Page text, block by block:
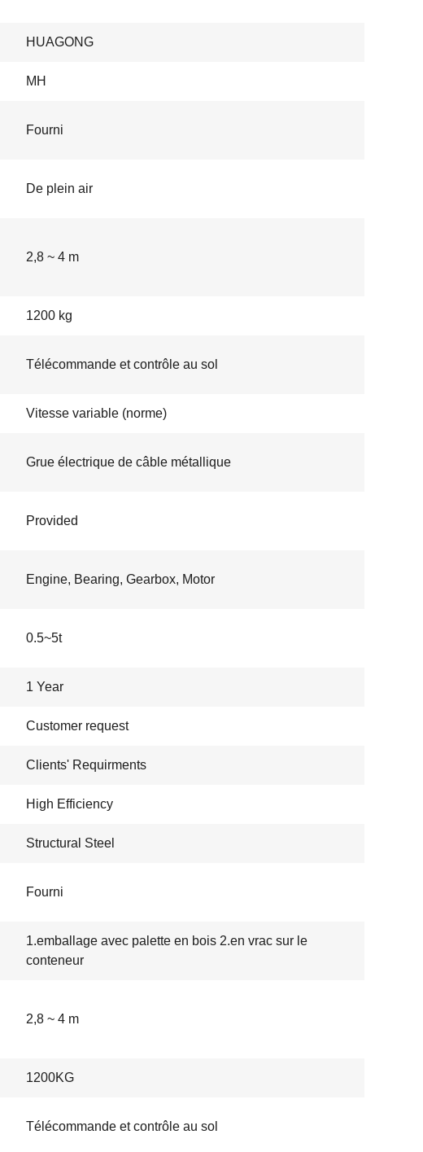
HUAGONG
MH
Fourni
De plein air
2,8 ~ 4 m
1200 kg
Télécommande et contrôle au sol
Vitesse variable (norme)
Grue électrique de câble métallique
Provided
Engine, Bearing, Gearbox, Motor
0.5~5t
1 Year
Customer request
Clients' Requirments
High Efficiency
Structural Steel
Fourni
1.emballage avec palette en bois 2.en vrac sur le
conteneur
2,8 ~ 4 m
1200KG
Télécommande et contrôle au sol